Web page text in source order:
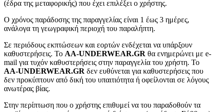
(έδρα της μεταφορικής) που έχει επιλέξει ο χρήστης.
Ο χρόνος παράδοσης της παραγγελίας είναι 1 έως 3 ημέρες,
ανάλογα τη γεωγραφική περιοχή του παραλήπτη.
Σε περιόδους εκπτώσεων και εορτών ενδέχεται να υπάρξουν
καθυστερήσεις. Το AA-UNDERWEAR.GR θα ενημερώνει με e-
mail για τυχόν καθυστερήσεις στην παραγγελία του χρήστη. Το
AA-UNDERWEAR.GR δεν ευθύνεται για καθυστερήσεις που
δεν προκύπτουν από δική του υπαιτιότητα ή οφείλονται σε λόγους
ανωτέρας βίας.
Στην περίπτωση που ο χρήστης επιθυμεί να του παραδοθούν τα